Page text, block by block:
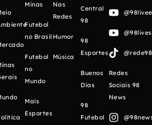
Minas
Futebol
no Brasil
Futebol
no
Mundo
Mais
Esportes
Nas
Redes
Humor
Música
Central
98
98
Esportes
Buenos
Días
98
Futebol
Redes
Sociais 98
News